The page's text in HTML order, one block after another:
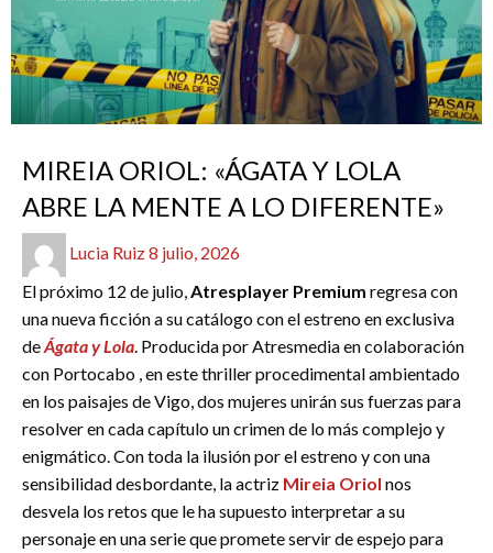
MIREIA ORIOL: «ÁGATA Y LOLA
ABRE LA MENTE A LO DIFERENTE»
Lucia RuizPublicado
8 julio, 2026
El próximo 12 de julio,Atresplayer Premium regresa con
una nueva ficción a su catálogo con el estreno en exclusiva
deÁgata y Lola. Producida por Atresmedia en colaboración
con Portocabo , en este thriller procedimental ambientado
en los paisajes de Vigo, dos mujeres unirán sus fuerzas para
resolver en cada capítulo un crimen de lo más complejo y
enigmático. Con toda la ilusión por el estreno y con una
sensibilidad desbordante, la actriz Mireia Oriol nos
desvela los retos que le ha supuesto interpretar a su
personaje en una serie que promete servir de espejo para